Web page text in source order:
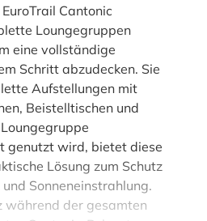
Cantonic
Loungegruppen
eine vollständige
Schritt abzudecken. Sie
Aufstellungen mit
Beistelltischen und
genutzt wird, bietet diese
Lösung zum Schutz
Sonneneinstrahlung.
während der gesamten